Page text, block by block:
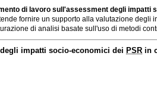
di lavoro sull'assessment degli impatti
fornire un supporto alla valutazione degli
di analisi basate sull'uso di metodi
impatti socio-economici dei PSR in